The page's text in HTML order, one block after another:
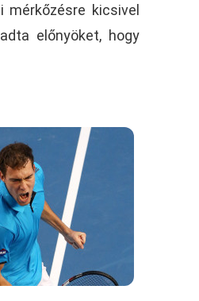
kicsivel
előnyöket, hogy